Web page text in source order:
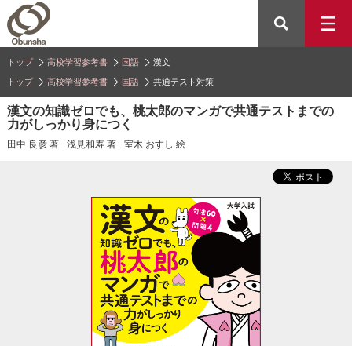
トップ 高校学習参考書 国語 漢文
トップ 高校学習参考書 国語 共通テスト対策
漢文の知識ゼロでも、桃太郎のマンガで共通テストまでの
力がしっかり身につく
田中 良彦 著 浅見和寿 著 室木 おすし 絵